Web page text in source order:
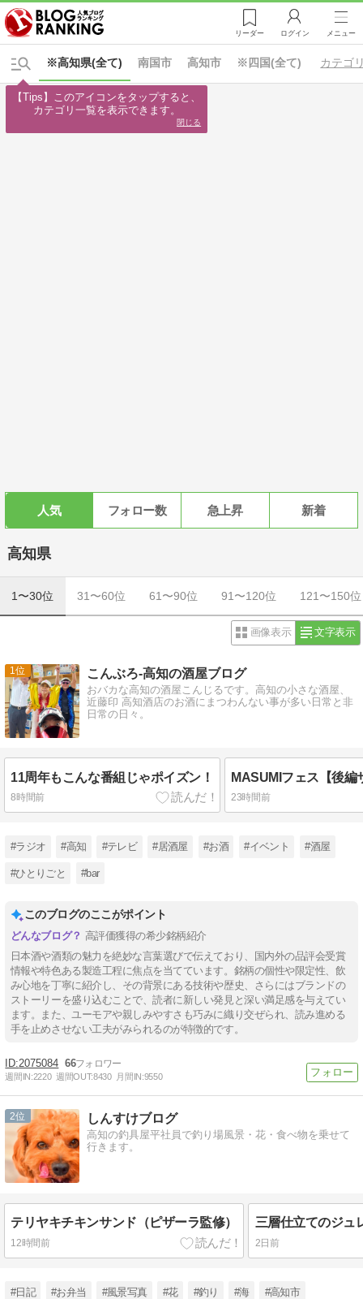
リーダー ログイン メニュー
※高知県(全て) ※四国(全て)
南国市 高知市 カテゴ
人気 フォロー数 急上昇 新着
高知県
1〜30位 31〜60位 61〜90位 91〜120位 121〜150位
画像表示 文字表示
1 こんぶろ-高知の酒屋ブログ
おバカな高知の酒屋こんじるです。高知の小さな酒屋、
近藤印 高知酒店のお酒にまつわんない事が多い日常と非
日常の日々。
11周年もこんな番組じゃポイズン！
8時間前
MASUMIフェス【後編
23時間前
#ラジオ #高知 #テレビ #居酒屋 #お酒 #イベント #酒屋
#ひとりごと #bar
このブログのここがポイント
高評価獲得の希少銘柄紹介
日本酒や酒類の魅力を絶妙な言葉選びで伝えており、国内外の品評会受賞
情報や特色ある製造工程に焦点を当てています。銘柄の個性や限定性、飲
み心地を丁寧に紹介し、その背景にある技術や歴史、さらにはブランドの
ストーリーを盛り込むことで、読者に新しい発見と深い満足感を与えてい
ます。また、ユーモアや親しみやすさも巧みに織り交ぜられ、読み進める
手を止めさせない工夫がみられるのが特徴的です。
2075084 66
週間IN:2220 週間OUT:8430 月間IN:9550
2 しんすけブログ
高知の釣具屋平社員で釣り場風景・花・食べ物を乗せて
行きます。
テリヤキチキンサンド（ピザーラ監修）
12時間前
三層仕立てのジュ
2日前
#日記 #お弁当 #風景写真 #花 #釣り #海 #高知市
【Tips】このアイコンをタップすると、
カテゴリ一覧を表示できます。
閉じる